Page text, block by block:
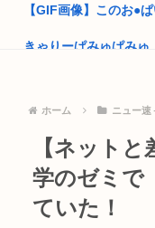
自民党「日本人56す
ドイツ人、熱中症で1
普通の日本人「アレ
かな...
高市早苗「消費税減税
【GIF画像】このお●
きゃりーぱみゅぱみ
ていたと...
高2生徒の家に侵入し
女子大生ってセクロ
ホーム ニュー速
【ネット
学のゼミで
ていた！